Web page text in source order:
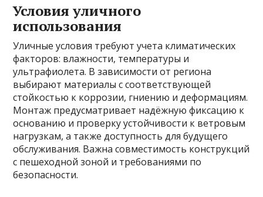
Условия уличного
использования
Уличные условия требуют учета климатических
факторов: влажности, температуры и
ультрафиолета. В зависимости от региона
выбирают материалы с соответствующей
стойкостью к коррозии, гниению и деформациям.
Монтаж предусматривает надёжную фиксацию к
основанию и проверку устойчивости к ветровым
нагрузкам, а также доступность для будущего
обслуживания. Важна совместимость конструкций
с пешеходной зоной и требованиями по
безопасности.